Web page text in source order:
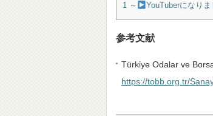
1 ～ YouTuberになりま
参考文献
Türkiye Odalar ve
https://tobb.org.tr/